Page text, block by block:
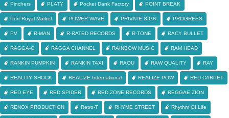
Pinchers PLATY Pocket Dank Factory POINT BREAK
Port Royal Market POWER WAVE PRIVATE SIGN PROGRESS
PV R-MAN R-RATED RECORDS R-TONE RACY BULLET
RAGGA-G RAGGA CHANNEL RAINBOW MUSIC RAM HEAD
RANKIN PUMPKIN RANKIN TAXI RAOU RAW QUALITY RAY
REALITY SHOCK REALIZE International REALIZE POW RED CARPET
RED EYE RED SPIDER RED ZONE RECORDS REGGAE ZION
RENOX PRODUCTION Retro-T RHYME STREET Rhythm Of Life